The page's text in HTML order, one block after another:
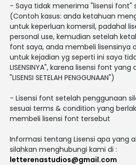
- Saya tidak menerima "lisensi font"
(Contoh kasus: anda ketahuan
untuk keperluan komersil, padahal
personal use, kemudian setelah
font saya, anda membeli lisensinya
untuk kejadian yg seperti ini saya
LISENSINYA", karena lisensi font
"LISENSI SETELAH PENGGUNAAN")
- Lisensi font setelah penggunaan
sesuai terms & condition yang
membeli lisensi font tersebut
Informasi tentang Lisensi apa yang
silahkan menghubungi kami di :
letterenastudios@gmail.com